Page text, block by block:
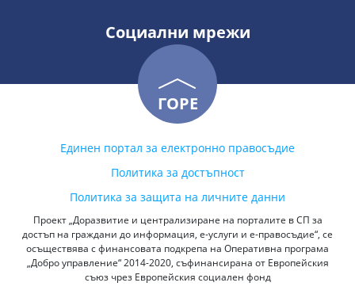
Социални мрежи
ГОРЕ
Единен портал за електронно правосъдие
Политика за достъпност
Политика за защита на личните данни
Проект „Доразвитие и централизиране на порталите в СП за
достъп на граждани до информация, е-услуги и е-правосъдие“, се
осъществява с финансовата подкрепа на Оперативна програма
„Добро управление“ 2014-2020, съфинансирана от Европейския
съюз чрез Европейския социален фонд